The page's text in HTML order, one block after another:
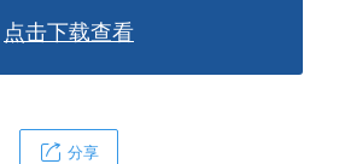
点击下载查看
分享